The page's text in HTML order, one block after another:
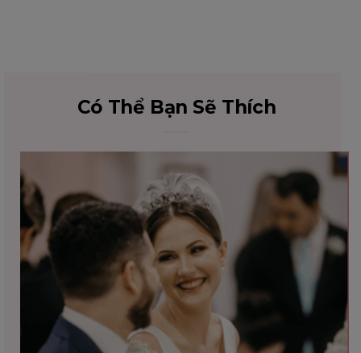
Có Thể Bạn Sẽ Thích